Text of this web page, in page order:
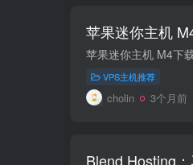
苹果迷你主机
苹果迷你主机 M4下
VPS主机推荐
cholin 3个月前
Blend Hosting